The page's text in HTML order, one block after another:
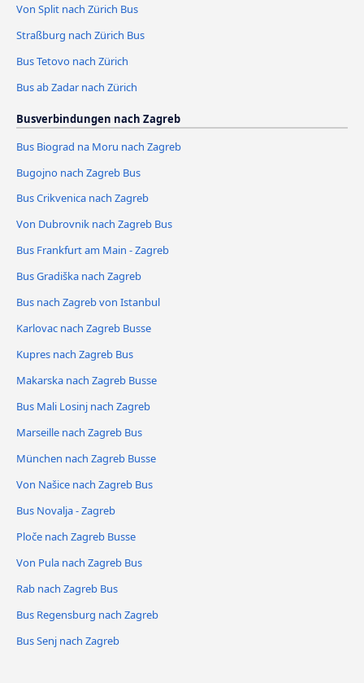
Von Split nach Zürich Bus
Straßburg nach Zürich Bus
Bus Tetovo nach Zürich
Bus ab Zadar nach Zürich
Busverbindungen nach Zagreb
Bus Biograd na Moru nach Zagreb
Bugojno nach Zagreb Bus
Bus Crikvenica nach Zagreb
Von Dubrovnik nach Zagreb Bus
Bus Frankfurt am Main - Zagreb
Bus Gradiška nach Zagreb
Bus nach Zagreb von Istanbul
Karlovac nach Zagreb Busse
Kupres nach Zagreb Bus
Makarska nach Zagreb Busse
Bus Mali Losinj nach Zagreb
Marseille nach Zagreb Bus
München nach Zagreb Busse
Von Našice nach Zagreb Bus
Bus Novalja - Zagreb
Ploče nach Zagreb Busse
Von Pula nach Zagreb Bus
Rab nach Zagreb Bus
Bus Regensburg nach Zagreb
Bus Senj nach Zagreb